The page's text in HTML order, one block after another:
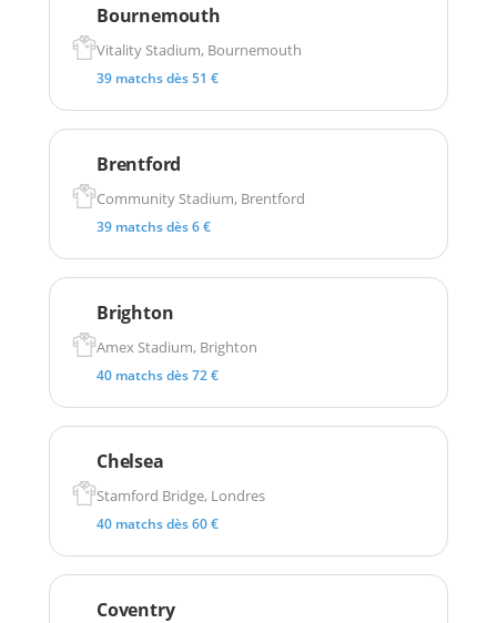
Bournemouth
Vitality Stadium, Bournemouth
39 matchs dès 51 €
Brentford
Community Stadium, Brentford
39 matchs dès 6 €
Brighton
Amex Stadium, Brighton
40 matchs dès 72 €
Chelsea
Stamford Bridge, Londres
40 matchs dès 60 €
Coventry